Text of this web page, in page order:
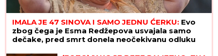
IMALA JE 47 SINOVA I SAMO JEDNU ĆERKU: Evo
zbog čega je Esma Redžepova usvajala samo
dečake, pred smrt donela neočekivanu odluku